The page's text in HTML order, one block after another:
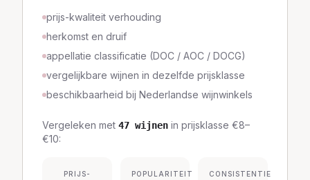
prijs-kwaliteit verhouding
herkomst en druif
appellatie classificatie (DOC / AOC / DOCG)
vergelijkbare wijnen in dezelfde prijsklasse
beschikbaarheid bij Nederlandse wijnwinkels
Vergeleken met 47 wijnen in prijsklasse €8–
€10:
PRIJS-
POPULARITEIT CONSISTENTIE